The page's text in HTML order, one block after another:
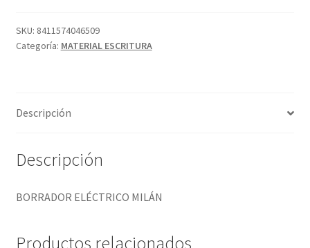
SKU: 8411574046509
Categoría: MATERIAL ESCRITURA
Descripción
Descripción
BORRADOR ELÉCTRICO MILÁN
Productos relacionados